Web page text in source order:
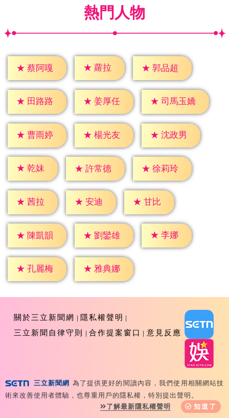
熱門人物
★ 蔡阿嘎 ★ 蘿拉 ★ 郭品超
★ 田路路 ★ 姜厚任 ★ 司馬玉嬌
★ 曹雨婷 ★ 楊光友 ★ 沈政男
★ 乾妹 ★ 許常德 ★ 徐莉玲
★ 茜拉 ★ 安迪 ★ 甘比
★ 陳凱韻 ★ 劉鑾雄 ★ 李娜
★ 孔麗梅 ★ 雅典娜
關於三立新聞網
隱私權聲明
三立新聞自律守則
合作提案窗口 意見反應
Copyright ©2026 Sanlih E-Television All Rights
Reserved 版權所有 盜用必究 台北市內湖區舊宗路一段159
號 02-8792-8888
三立新聞網 為了提供更好的閱讀內容，我們使用相關網站技
術來改善使用者體驗，也尊重用戶的隱私權，特別提出聲明。
了解最新隱私權聲明
知道了